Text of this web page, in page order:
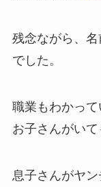
残念ながら、
でした。
職業もわかっ
お子さんがいて
息子さんがヤ